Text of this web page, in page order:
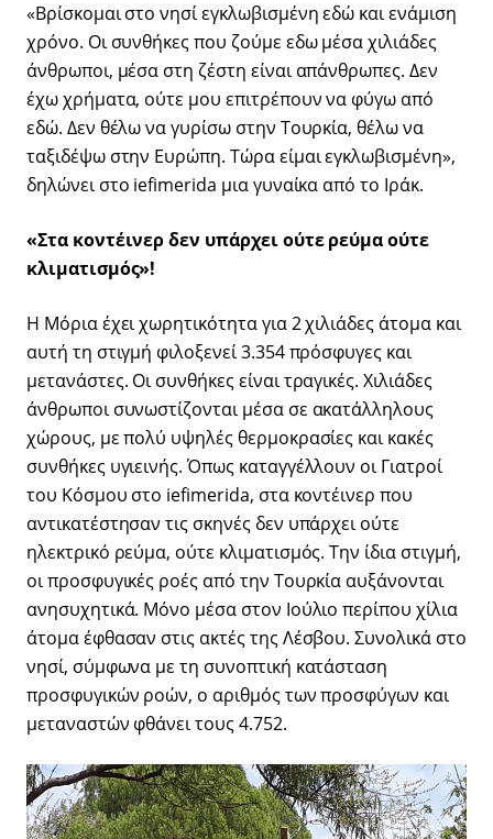
«Βρίσκομαι στο νησί εγκλωβισμένη εδώ και ενάμιση
χρόνο. Οι συνθήκες που ζούμε εδω μέσα χιλιάδες
άνθρωποι, μέσα στη ζέστη είναι απάνθρωπες. Δεν
έχω χρήματα, ούτε μου επιτρέπουν να φύγω από
εδώ. Δεν θέλω να γυρίσω στην Τουρκία, θέλω να
ταξιδέψω στην Ευρώπη. Τώρα είμαι εγκλωβισμένη»,
δηλώνει στο iefimerida μια γυναίκα από το Ιράκ.
«Στα κοντέινερ δεν υπάρχει ούτε ρεύμα ούτε
κλιματισμός»!
Η Μόρια έχει χωρητικότητα για 2 χιλιάδες άτομα και
αυτή τη στιγμή φιλοξενεί 3.354 πρόσφυγες και
μετανάστες. Οι συνθήκες είναι τραγικές. Χιλιάδες
άνθρωποι συνωστίζονται μέσα σε ακατάλληλους
χώρους, με πολύ υψηλές θερμοκρασίες και κακές
συνθήκες υγιεινής. Όπως καταγγέλλουν οι Γιατροί
του Κόσμου στο iefimerida, στα κοντέινερ που
αντικατέστησαν τις σκηνές δεν υπάρχει ούτε
ηλεκτρικό ρεύμα, ούτε κλιματισμός. Την ίδια στιγμή,
οι προσφυγικές ροές από την Τουρκία αυξάνονται
ανησυχητικά. Μόνο μέσα στον Ιούλιο περίπου χίλια
άτομα έφθασαν στις ακτές της Λέσβου. Συνολικά στο
νησί, σύμφωνα με τη συνοπτική κατάσταση
προσφυγικών ροών, ο αριθμός των προσφύγων και
μεταναστών φθάνει τους 4.752.